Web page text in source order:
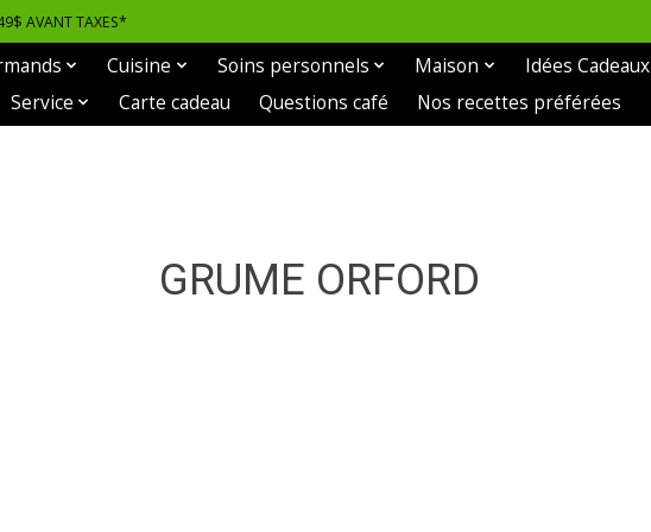
AVANT TAXES*
Cuisine Soins personnels Maison Idées Cadeaux
Service
Carte cadeau Questions café Nos recettes préférées
GRUME ORFORD